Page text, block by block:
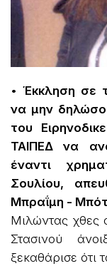
• Έκκληση σε
να μην
του
ΤΑΙΠΕΔ να
έναντι
Σουλίου,
Μπραΐμη -
Μιλώντας χθες
Στασινού
ξεκαθάρισε ότι